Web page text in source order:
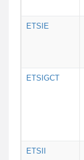
ETSIE
ETSIGCT
ETSII